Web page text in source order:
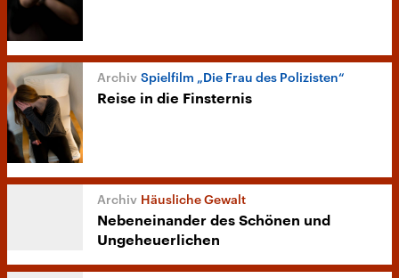
Spielfilm „Die Frau des Polizisten“
Reise in die Finsternis
Häusliche Gewalt
Nebeneinander des Schönen und
Ungeheuerlichen